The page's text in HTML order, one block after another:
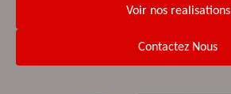
Voir nos realisations
Contactez Nous